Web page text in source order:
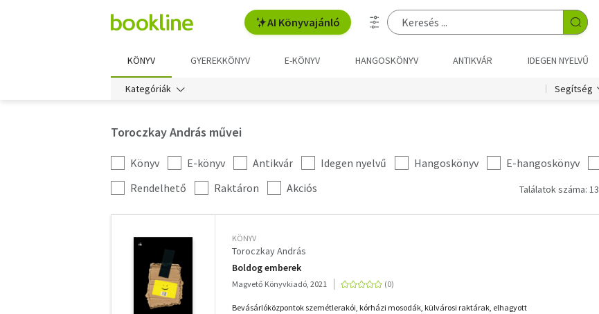
AI Könyvajánló
KÖNYV GYEREKKÖNYV E-KÖNYV HANGOSKÖNYV ANTIKVÁR IDEGEN NYELVŰ
Kategóriák Segítség
Toroczkay András művei
Kategória
szűrés
Könyv E-könyv Antikvár Idegen nyelvű Hangoskönyv E-hangoskönyv
További
szűrők
Rendelhető Raktáron Akciós Találatok száma: 13
KÖNYV
Toroczkay András
Boldog emberek
Magvető Könyvkiadó, 2021
Bevásárlóközpontok szemétlerakói, kórházi mosodák, külvárosi raktárak, elhagyott